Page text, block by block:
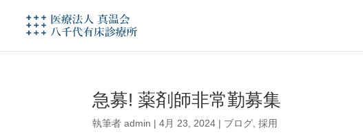
急募! 薬剤師非常勤募集
執筆者admin |4月 23, 2024 | ブログ ,採用